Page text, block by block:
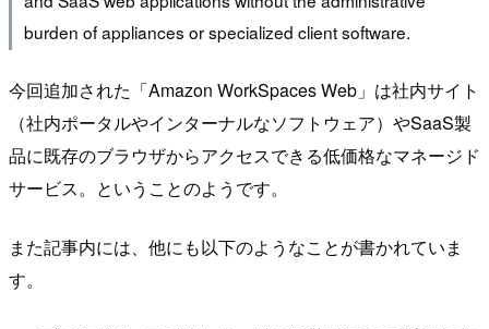
burden of appliances or specialized client software.
今回追加された「Amazon WorkSpaces Web」は社内サイト
（社内ポータルやインターナルなソフトウェア）やSaaS製
品に既存のブラウザからアクセスできる低価格なマネージド
サービス。ということのようです。
また記事内には、他にも以下のようなことが書かれていま
す。